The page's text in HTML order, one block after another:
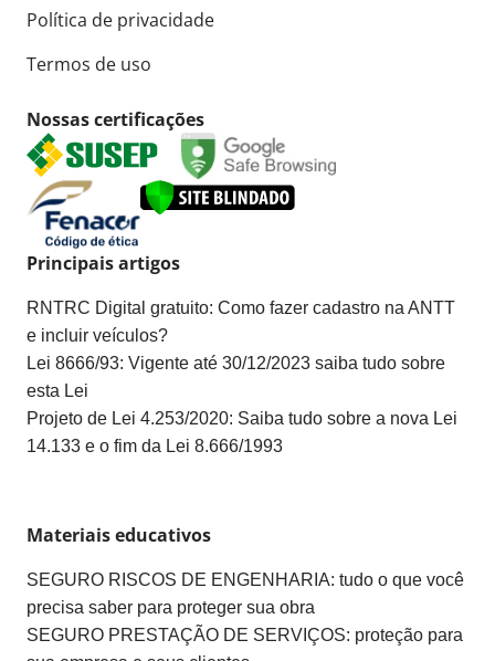
Política de privacidade
Termos de uso
Nossas certificações
Principais artigos
RNTRC Digital gratuito: Como fazer cadastro na ANTT
e incluir veículos?
Lei 8666/93: Vigente até 30/12/2023 saiba tudo sobre
esta Lei
Projeto de Lei 4.253/2020: Saiba tudo sobre a nova Lei
14.133 e o fim da Lei 8.666/1993
Materiais educativos
SEGURO RISCOS DE ENGENHARIA: tudo o que você
precisa saber para proteger sua obra
SEGURO PRESTAÇÃO DE SERVIÇOS: proteção para